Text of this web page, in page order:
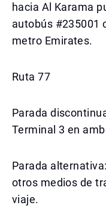
hacia Al Karama
autobús #235001
metro Emirates.
Ruta 77
Parada
Terminal 3 en
Parada
otros medios de
viaje.